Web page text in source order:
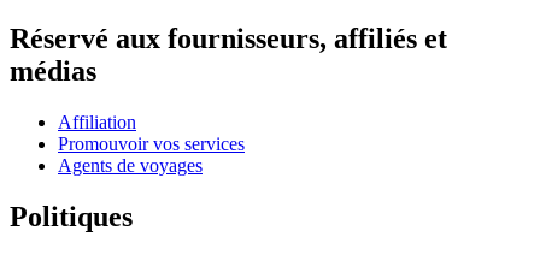
Réservé aux fournisseurs, affiliés et
médias
Affiliation
Promouvoir vos services
Agents de voyages
Politiques